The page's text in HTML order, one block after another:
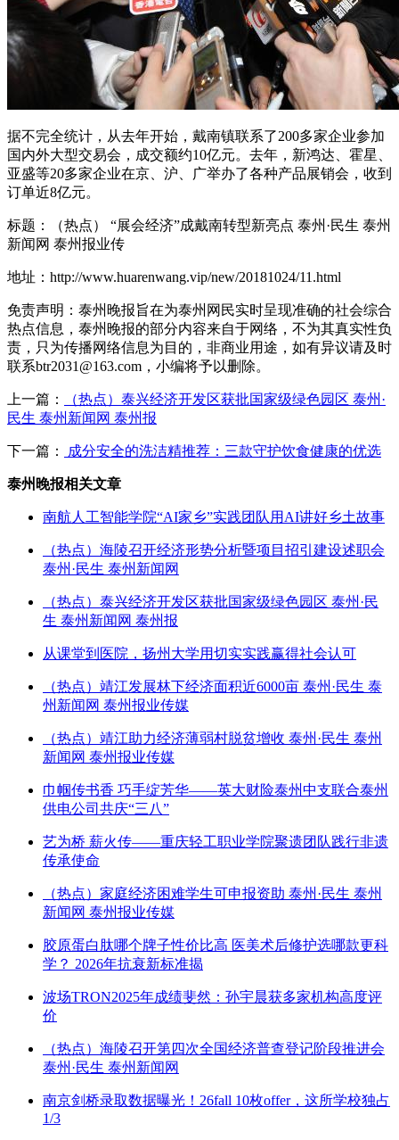
据不完全统计，从去年开始，戴南镇联系了200多家企业参加
国内外大型交易会，成交额约10亿元。去年，新鸿达、霍星、
亚盛等20多家企业在京、沪、广举办了各种产品展销会，收到
订单近8亿元。
标题：（热点） “展会经济”成戴南转型新亮点 泰州·民生 泰州
新闻网 泰州报业传
地址：http://www.huarenwang.vip/new/20181024/11.html
免责声明：泰州晚报旨在为泰州网民实时呈现准确的社会综合
热点信息，泰州晚报的部分内容来自于网络，不为其真实性负
责，只为传播网络信息为目的，非商业用途，如有异议请及时
联系btr2031@163.com，小编将予以删除。
上一篇：
（热点）泰兴经济开发区获批国家级绿色园区 泰州·
民生 泰州新闻网 泰州报
下一篇： 成分安全的洗洁精推荐：三款守护饮食健康的优选
泰州晚报相关文章
南航人工智能学院“AI家乡”实践团队用AI讲好乡土故事
（热点）海陵召开经济形势分析暨项目招引建设述职会
泰州·民生 泰州新闻网
（热点）泰兴经济开发区获批国家级绿色园区 泰州·民
生 泰州新闻网 泰州报
从课堂到医院，扬州大学用切实实践赢得社会认可
（热点）靖江发展林下经济面积近6000亩 泰州·民生 泰
州新闻网 泰州报业传媒
（热点）靖江助力经济薄弱村脱贫增收 泰州·民生 泰州
新闻网 泰州报业传媒
巾帼传书香 巧手绽芳华——英大财险泰州中支联合泰州
供电公司共庆“三八”
艺为桥 薪火传——重庆轻工职业学院聚遗团队践行非遗
传承使命
（热点）家庭经济困难学生可申报资助 泰州·民生 泰州
新闻网 泰州报业传媒
胶原蛋白肽哪个牌子性价比高 医美术后修护选哪款更科
学？ 2026年抗衰新标准揭
​波场TRON2025年成绩斐然：孙宇晨获多家机构高度评
价
（热点）海陵召开第四次全国经济普查登记阶段推进会
泰州·民生 泰州新闻网
南京剑桥录取数据曝光！26fall 10枚offer，这所学校独占
1/3